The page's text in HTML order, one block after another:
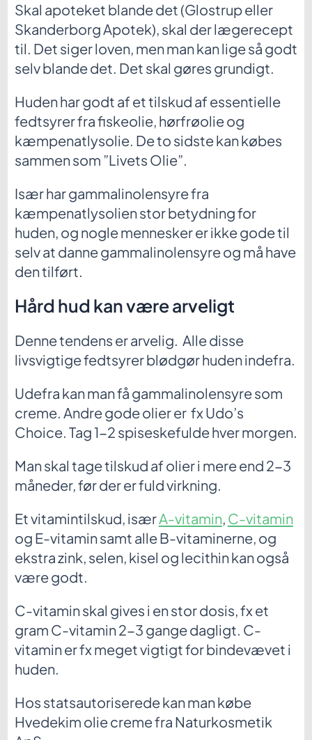
Skal apoteket blande det (Glostrup eller
Skanderborg Apotek), skal der lægerecept
til. Det siger loven, men man kan lige så godt
selv blande det. Det skal gøres grundigt.
Huden har godt af et tilskud af essentielle
fedtsyrer fra fiskeolie, hørfrøolie og
kæmpenatlysolie. De to sidste kan købes
sammen som ”Livets Olie”.
Især har gammalinolensyre fra
kæmpenatlysolien stor betydning for
huden, og nogle mennesker er ikke gode til
selv at danne gammalinolensyre og må have
den tilført.
Hård hud kan være arveligt
Denne tendens er arvelig. Alle disse
livsvigtige fedtsyrer blødgør huden indefra.
Udefra kan man få gammalinolensyre som
creme. Andre gode olier er fx Udo’s
Choice. Tag 1-2 spiseskefulde hver morgen.
Man skal tage tilskud af olier i mere end 2-3
måneder, før der er fuld virkning.
Et vitamintilskud, isærA-vitamin, C-vitamin
og E-vitamin samt alle B-vitaminerne, og
ekstra zink, selen, kisel og lecithin kan også
være godt.
C-vitamin skal gives i en stor dosis, fx et
gram C-vitamin 2-3 gange dagligt. C-
vitamin er fx meget vigtigt for bindevævet i
huden.
Hos statsautoriserede kan man købe
Hvedekim olie creme fra Naturkosmetik